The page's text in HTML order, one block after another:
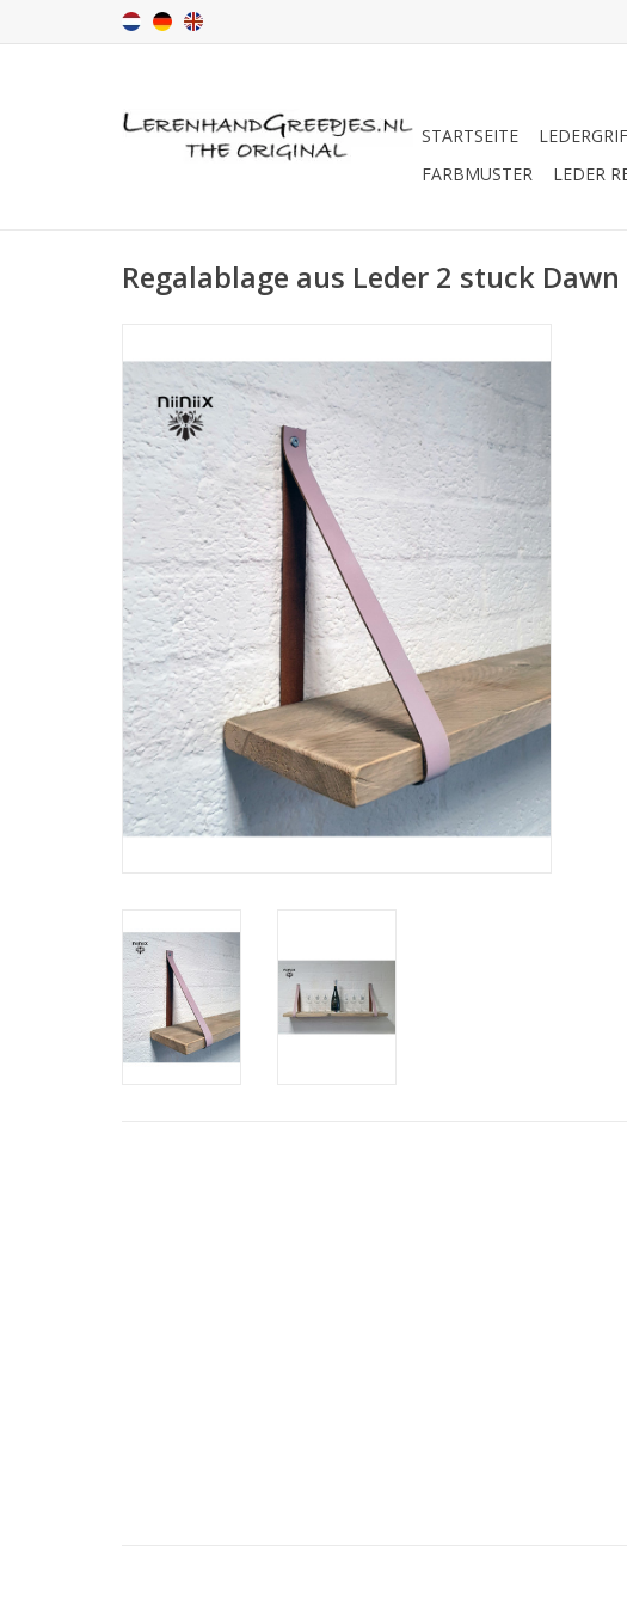
STARTSEITE
FARBMUSTER
LEDER
Regalablage aus Leder 2 stuck Dawn